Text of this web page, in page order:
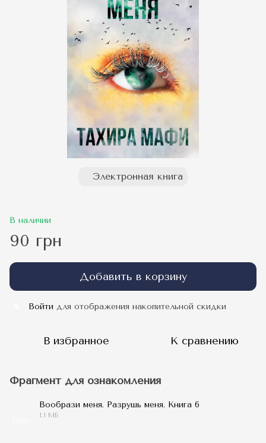
Электронная книга
В наличии
90 грн
Добавить в корзину
Войти для отображения накопительной скидки
В избранное К сравнению
Фрагмент для ознакомления
Вообрази меня. Разрушь меня. Книга 6
1.1 МБ